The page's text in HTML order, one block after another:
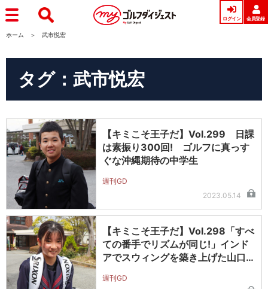
ログイン 会員登録
ホーム 武市悦宏
タグ：武市悦宏
【キミこそ王子だ】Vol.299 日課
は素振り300回! ゴルフに真っす
ぐな沖縄期待の中学生
週刊GD
2023.05.14
【キミこそ王子だ】Vol.298「すべ
ての番手でリズムが同じ!」インド
アでスウィングを築き上げた山口…
週刊GD